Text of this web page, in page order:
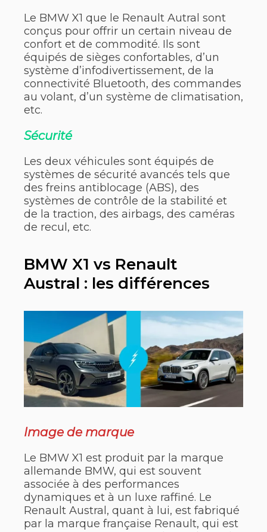
Le BMW X1 que le Renault Autral sont
conçus pour offrir un certain niveau de
confort et de commodité. Ils sont
équipés de sièges confortables, d’un
système d’infodivertissement, de la
connectivité Bluetooth, des commandes
au volant, d’un système de climatisation,
etc.
Sécurité
Les deux véhicules sont équipés de
systèmes de sécurité avancés tels que
des freins antiblocage (ABS), des
systèmes de contrôle de la stabilité et
de la traction, des airbags, des caméras
de recul, etc.
BMW X1 vs Renault
Austral : les différences
Image de marque
Le BMW X1 est produit par la marque
allemande BMW, qui est souvent
associée à des performances
dynamiques et à un luxe raffiné. Le
Renault Austral, quant à lui, est fabriqué
par la marque française Renault, qui est